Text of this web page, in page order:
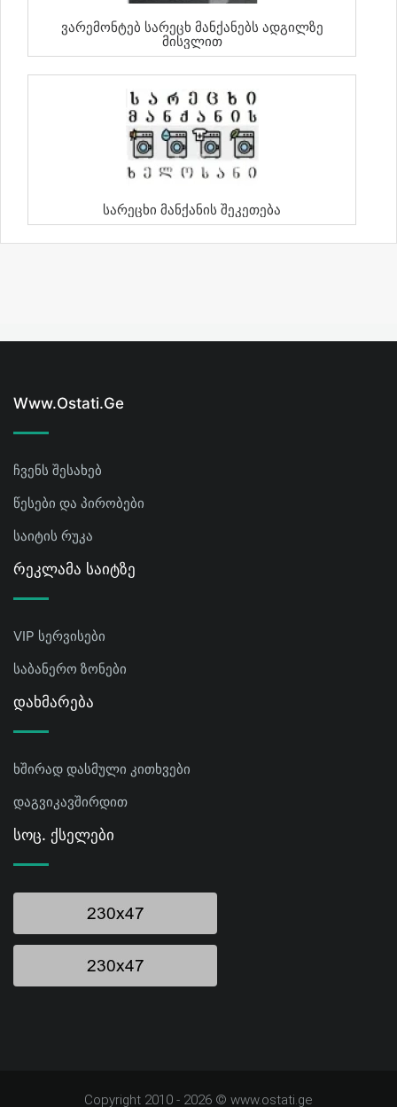
Ვარემონტებ Სარეცხ Მანქანებს Ადგილზე
Მისვლით
Სარეცხი Მანქანის Შეკეთება
Www.ostati.ge
ჩვენს შესახებ
წესები და პირობები
საიტის რუკა
Რეკლამა Საიტზე
VIP სერვისები
საბანერო ზონები
Დახმარება
ხშირად დასმული კითხვები
დაგვიკავშირდით
Სოც. Ქსელები
Copyright 2010 - 2026 © www.ostati.ge